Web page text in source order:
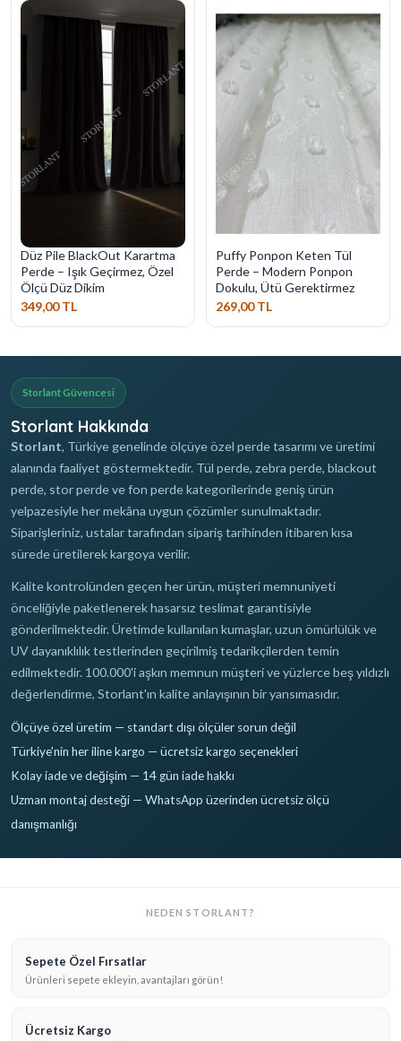
Düz Pile BlackOut Karartma
Perde – Işık Geçirmez, Özel
Ölçü Düz Dikim
349,00 TL
Puffy Ponpon Keten Tül
Perde – Modern Ponpon
Dokulu, Ütü Gerektirmez
269,00 TL
Storlant Güvencesi
Storlant Hakkında
Storlant, Türkiye genelinde ölçüye özel perde tasarımı ve üretimi
alanında faaliyet göstermektedir. Tül perde, zebra perde, blackout
perde, stor perde ve fon perde kategorilerinde geniş ürün
yelpazesiyle her mekâna uygun çözümler sunulmaktadır.
Siparişleriniz, ustalar tarafından sipariş tarihinden itibaren kısa
sürede üretilerek kargoya verilir.
Kalite kontrolünden geçen her ürün, müşteri memnuniyeti
önceliğiyle paketlenerek hasarsız teslimat garantisiyle
gönderilmektedir. Üretimde kullanılan kumaşlar, uzun ömürlülük ve
UV dayanıklılık testlerinden geçirilmiş tedarikçilerden temin
edilmektedir. 100.000'i aşkın memnun müşteri ve yüzlerce beş yıldızlı
değerlendirme, Storlant'ın kalite anlayışının bir yansımasıdır.
Ölçüye özel üretim — standart dışı ölçüler sorun değil
Türkiye'nin her iline kargo — ücretsiz kargo seçenekleri
Kolay iade ve değişim — 14 gün iade hakkı
Uzman montaj desteği — WhatsApp üzerinden ücretsiz ölçü
danışmanlığı
NEDEN STORLANT?
Sepete Özel Fırsatlar
Ürünleri sepete ekleyin, avantajları görün!
Ücretsiz Kargo